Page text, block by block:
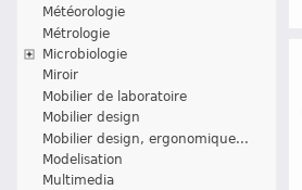
Météorologie
Métrologie
Microbiologie
Miroir
Mobilier de laboratoire
Mobilier design
Mobilier design, ergonomique...
Modelisation
Multimedia